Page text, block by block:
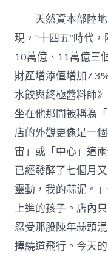
天然資本部陸
現，“十四五”時代
10萬億、11萬億三
財產增添值增加
水餃與終極醬料師
坐在他那間被稱為
店的外觀更像是一
宙」或「中心」這
已經發酵了七個月
靈動，我的蒜泥。
上進的孩子。店內
忍受那股陳年蒜頭
擇繞道飛行。今天